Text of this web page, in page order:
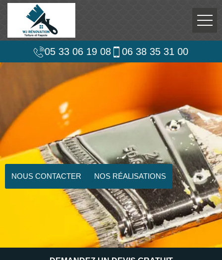
05 33 06 19 08 06 38 35 31 00
NOUS CONTACTER NOS RÉALISATIONS